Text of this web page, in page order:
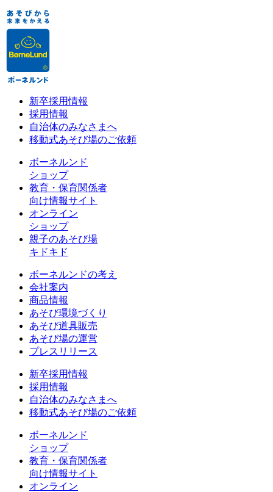
新卒採用情報
採用情報
自治体のみなさまへ
移動式あそび場のご依頼
ボーネルンド
ショップ
教育・保育関係者
向け情報サイト
オンライン
ショップ
親子のあそび場
キドキド
ボーネルンドの考え
会社案内
商品情報
あそび環境づくり
あそび道具販売
あそび場の運営
プレスリリース
新卒採用情報
採用情報
自治体のみなさまへ
移動式あそび場のご依頼
ボーネルンド
ショップ
教育・保育関係者
向け情報サイト
オンライン